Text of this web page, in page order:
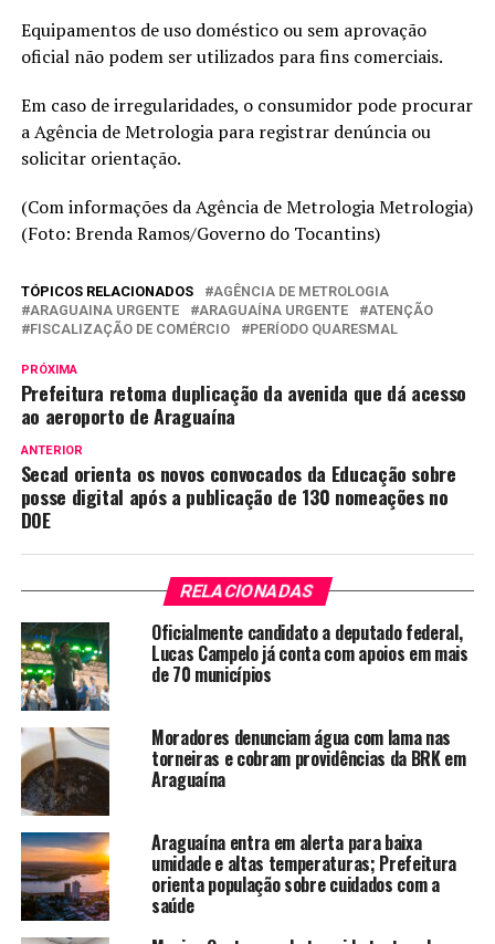
Equipamentos de uso doméstico ou sem aprovação
oficial não podem ser utilizados para fins comerciais.
Em caso de irregularidades, o consumidor pode procurar
a Agência de Metrologia para registrar denúncia ou
solicitar orientação.
(Com informações da Agência de Metrologia Metrologia)
(Foto: Brenda Ramos/Governo do Tocantins)
TÓPICOS RELACIONADOS
AGÊNCIA DE METROLOGIA
ARAGUAINA URGENTE
ARAGUAÍNA URGENTE
ATENÇÃO
FISCALIZAÇÃO DE COMÉRCIO
PERÍODO QUARESMAL
PRÓXIMA
Prefeitura retoma duplicação da avenida que dá acesso
ao aeroporto de Araguaína
ANTERIOR
Secad orienta os novos convocados da Educação sobre
posse digital após a publicação de 130 nomeações no
DOE
RELACIONADAS
Oficialmente candidato a deputado federal,
Lucas Campelo já conta com apoios em mais
de 70 municípios
Moradores denunciam água com lama nas
torneiras e cobram providências da BRK em
Araguaína
Araguaína entra em alerta para baixa
umidade e altas temperaturas; Prefeitura
orienta população sobre cuidados com a
saúde